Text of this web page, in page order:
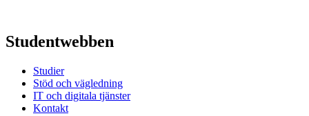
Studentwebben
Studier
Stöd och vägledning
IT och digitala tjänster
Kontakt